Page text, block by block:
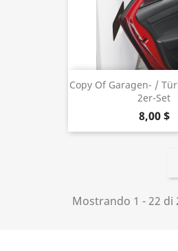
Copy Of Garagen- /
2er-Set
8,00 $
Mostrando 1 - 22 di